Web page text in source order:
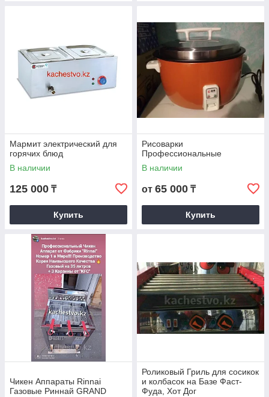
Мармит электрический для
горячих блюд
В наличии
125 000 ₸
Купить
Рисоварки
Профессиональные
В наличии
от 65 000 ₸
Купить
Чикен Аппараты Rinnai
Газовые Риннай GRAND
Роликовый Гриль для сосикок
и колбасок на Базе Фаст-
Фуда, Хот Дог